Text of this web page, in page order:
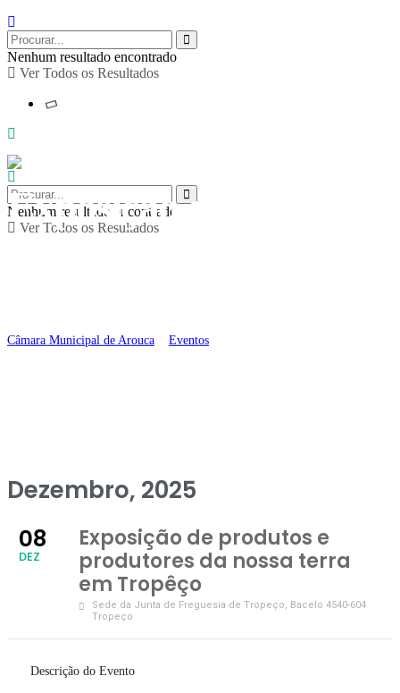
Nenhum resultado encontrado
Ver Todos os Resultados
Nenhum resultado encontrado
Ver Todos os Resultados
Exposição de produtos
Câmara Municipal de Arouca Eventos
Dezembro, 2025
08
DEZ
Exposição de produtos e
produtores da nossa terra
em Tropêço
Sede da Junta de Freguesia de Tropeço, Bacelo 4540-604
Tropeço
Descrição do Evento